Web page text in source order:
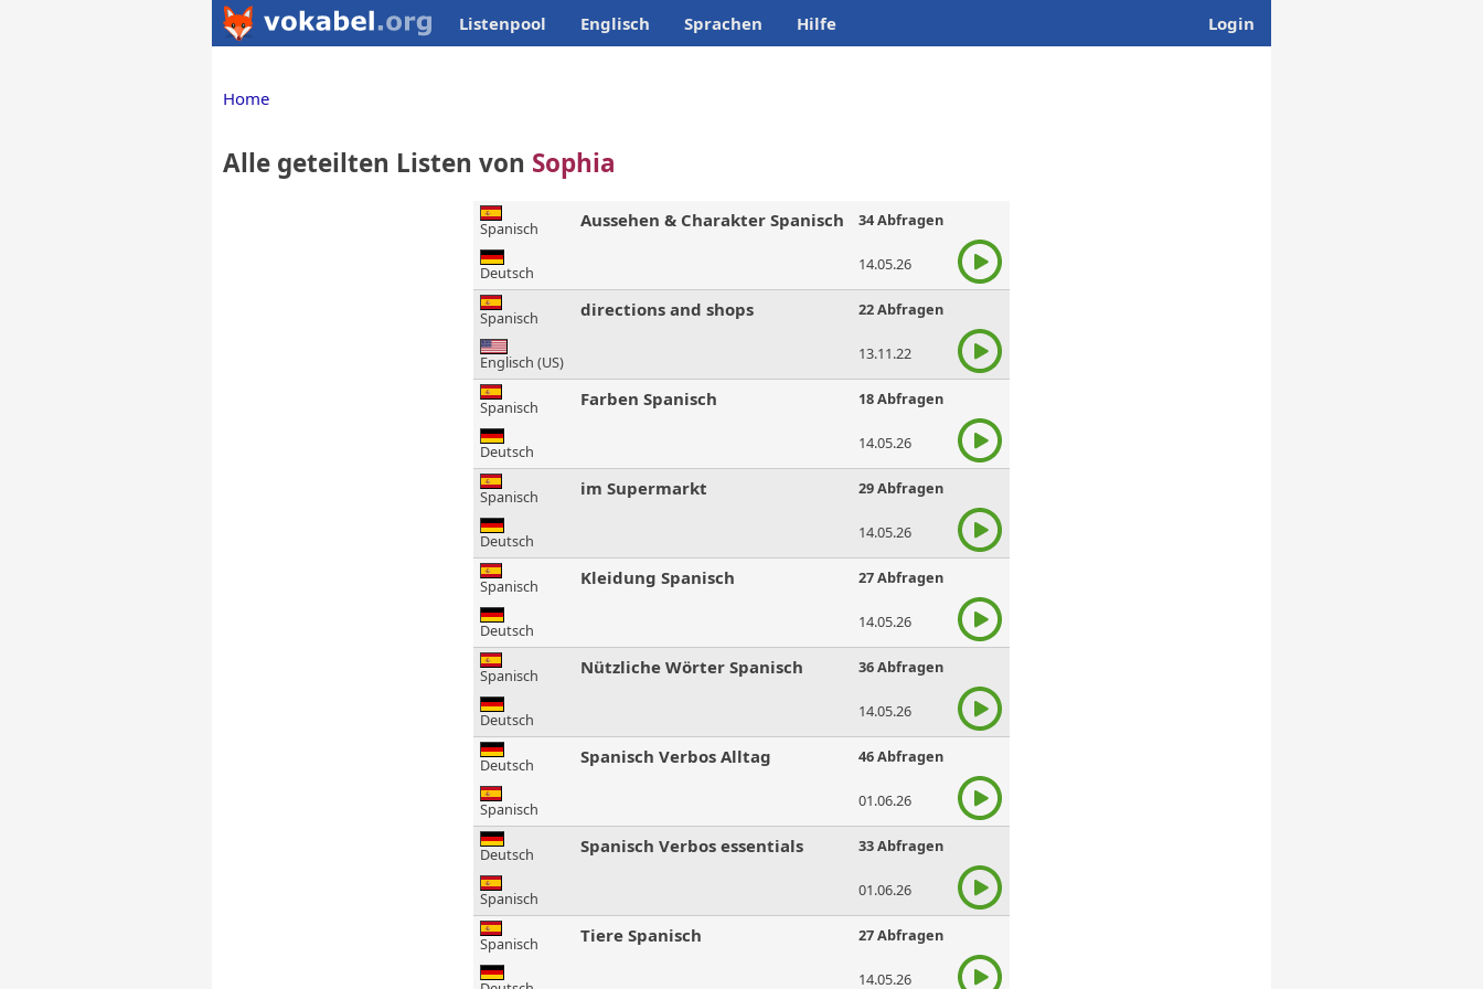
Listenpool Englisch Sprachen Hilfe Login
Home
Alle geteilten Listen von Sophia
Spanisch Aussehen & Charakter Spanisch 34 Abfragen
Deutsch 14.05.26
Spanisch directions and shops 22 Abfragen
Englisch (US) 13.11.22
Spanisch Farben Spanisch 18 Abfragen
Deutsch 14.05.26
Spanisch im Supermarkt 29 Abfragen
Deutsch 14.05.26
Spanisch Kleidung Spanisch 27 Abfragen
Deutsch 14.05.26
Spanisch Nützliche Wörter Spanisch 36 Abfragen
Deutsch 14.05.26
Deutsch Spanisch Verbos Alltag 46 Abfragen
Spanisch 01.06.26
Deutsch Spanisch Verbos essentials 33 Abfragen
Spanisch 01.06.26
Spanisch Tiere Spanisch 27 Abfragen
14.05.26